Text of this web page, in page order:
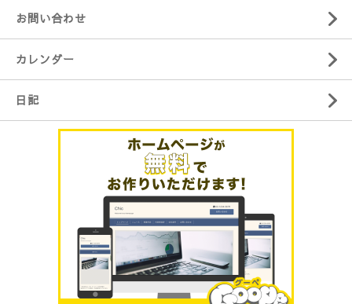
お問い合わせ
カレンダー
日記